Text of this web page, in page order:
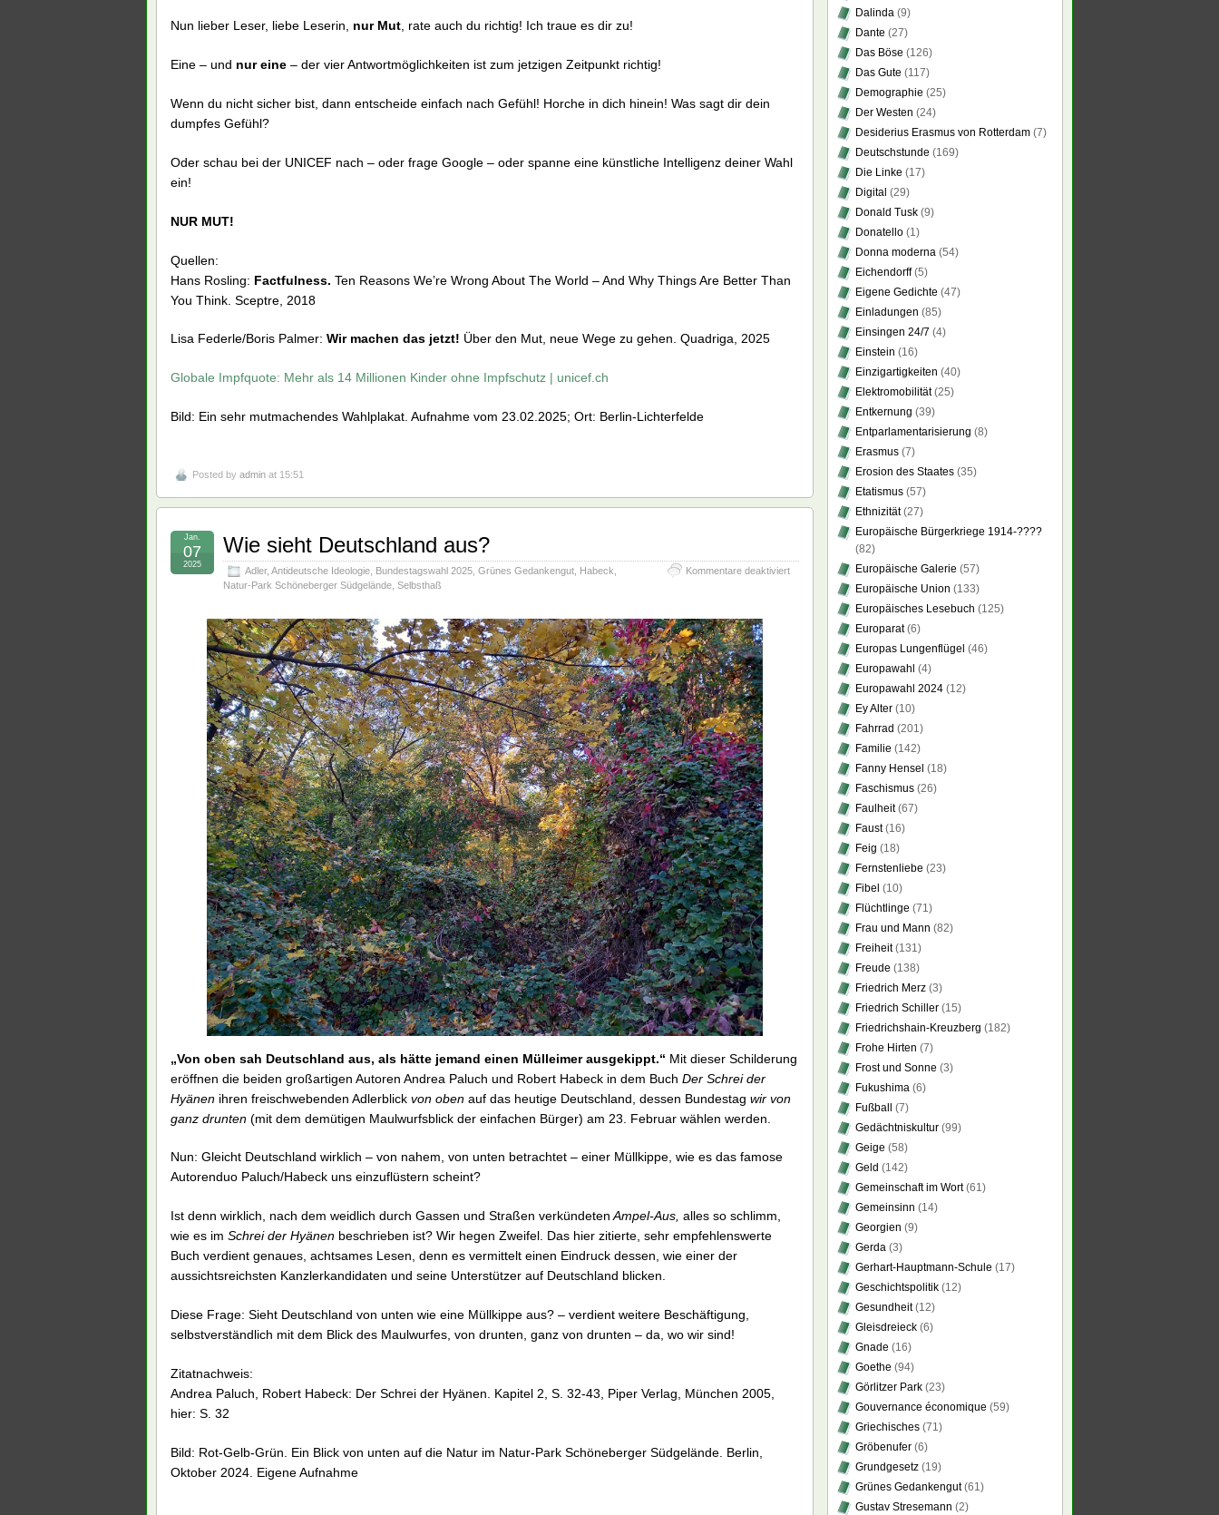
Nun lieber Leser, liebe Leserin, nur Mut, rate auch du richtig! Ich traue es dir zu!
Eine – und nur eine – der vier Antwortmöglichkeiten ist zum jetzigen Zeitpunkt richtig!
Wenn du nicht sicher bist, dann entscheide einfach nach Gefühl! Horche in dich hinein! Was sagt dir dein
dumpfes Gefühl?
Oder schau bei der UNICEF nach – oder frage Google – oder spanne eine künstliche Intelligenz deiner Wahl
ein!
NUR MUT!
Quellen:
Hans Rosling: Factfulness. Ten Reasons We’re Wrong About The World – And Why Things Are Better Than
You Think. Sceptre, 2018
Lisa Federle/Boris Palmer: Wir machen das jetzt! Über den Mut, neue Wege zu gehen. Quadriga, 2025
Globale Impfquote: Mehr als 14 Millionen Kinder ohne Impfschutz | unicef.ch
Bild: Ein sehr mutmachendes Wahlplakat. Aufnahme vom 23.02.2025; Ort: Berlin-Lichterfelde
Posted by admin at 15:51
Wie sieht Deutschland aus?
Adler, Antideutsche Ideologie Bundestagswahl 2025 Grünes Gedankengut Habeck
Natur-Park Schöneberger Südgelände Selbsthaß
Kommentare deaktiviertfür
Deutschland
Jan.
07
2025
„Von oben sah Deutschland aus, als hätte jemand einen Mülleimer ausgekippt.“ Mit dieser Schilderung
eröffnen die beiden großartigen Autoren Andrea Paluch und Robert Habeck in dem Buch Der Schrei der
Hyänen ihren freischwebenden Adlerblick von oben auf das heutige Deutschland, dessen Bundestag wir von
ganz drunten (mit dem demütigen Maulwurfsblick der einfachen Bürger) am 23. Februar wählen werden.
Nun: Gleicht Deutschland wirklich – von nahem, von unten betrachtet – einer Müllkippe, wie es das famose
Autorenduo Paluch/Habeck uns einzuflüstern scheint?
Ist denn wirklich, nach dem weidlich durch Gassen und Straßen verkündetenAmpel-Aus, alles so schlimm,
wie es im Schrei der Hyänen beschrieben ist? Wir hegen Zweifel. Das hier zitierte, sehr empfehlenswerte
Buch verdient genaues, achtsames Lesen, denn es vermittelt einen Eindruck dessen, wie einer der
aussichtsreichsten Kanzlerkandidaten und seine Unterstützer auf Deutschland blicken.
Diese Frage: Sieht Deutschland von unten wie eine Müllkippe aus? – verdient weitere Beschäftigung,
selbstverständlich mit dem Blick des Maulwurfes, von drunten, ganz von drunten – da, wo wir sind!
Zitatnachweis:
Andrea Paluch, Robert Habeck: Der Schrei der Hyänen. Kapitel 2, S. 32-43, Piper Verlag, München 2005,
hier: S. 32
Bild: Rot-Gelb-Grün. Ein Blick von unten auf die Natur im Natur-Park Schöneberger Südgelände. Berlin,
Oktober 2024. Eigene Aufnahme
Dalinda (9)
Dante (27)
Das Böse (126)
Das Gute (117)
Demographie (25)
Der Westen (24)
Desiderius Erasmus von Rotterdam (7)
Deutschstunde (169)
Die Linke (17)
Digital (29)
Donald Tusk (9)
Donatello (1)
Donna moderna (54)
Eichendorff(5)
Eigene Gedichte (47)
Einladungen (85)
Einsingen 24/7 (4)
Einstein (16)
Einzigartigkeiten (40)
Elektromobilität(25)
Entkernung (39)
Entparlamentarisierung (8)
Erasmus (7)
Erosion des Staates (35)
Etatismus (57)
Ethnizität(27)
Europäische Bürgerkriege 1914-????
(82)
Europäische Galerie (57)
Europäische Union (133)
Europäisches Lesebuch (125)
Europarat(6)
Europas Lungenflügel (46)
Europawahl (4)
Europawahl 2024 (12)
Ey Alter (10)
Fahrrad (201)
Familie (142)
Fanny Hensel (18)
Faschismus (26)
Faulheit(67)
Faust(16)
Feig (18)
Fernstenliebe (23)
Fibel (10)
Flüchtlinge (71)
Frau und Mann (82)
Freiheit(131)
Freude (138)
Friedrich Merz (3)
Friedrich Schiller (15)
Friedrichshain-Kreuzberg (182)
Frohe Hirten (7)
Frost und Sonne (3)
Fukushima (6)
Fußball
(7)
Gedächtniskultur (99)
Geige (58)
Geld (142)
Gemeinschaft im Wort(61)
Gemeinsinn (14)
Georgien (9)
Gerda (3)
Gerhart-Hauptmann-Schule (17)
Geschichtspolitik (12)
Gesundheit(12)
Gleisdreieck (6)
Gnade (16)
Goethe (94)
Görlitzer Park (23)
Gouvernance économique (59)
Griechisches (71)
Gröbenufer (6)
Grundgesetz (19)
Grünes Gedankengut(61)
Gustav Stresemann (2)